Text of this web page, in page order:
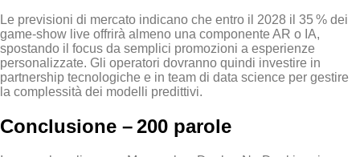
Le previsioni di mercato indicano che entro il 2028 il 35 % dei
game‑show live offrirà almeno una componente AR o IA,
spostando il focus da semplici promozioni a esperienze
personalizzate. Gli operatori dovranno quindi investire in
partnership tecnologiche e in team di data science per gestire
la complessità dei modelli predittivi.
Conclusione – 200 parole